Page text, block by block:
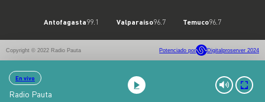
En vivo
Radio Pauta
Antofagasta99.1 Valparaíso96.7 Temuco96.7
Copyright © 2022 Radio Pauta Potenciado por Digitalproserver 2024